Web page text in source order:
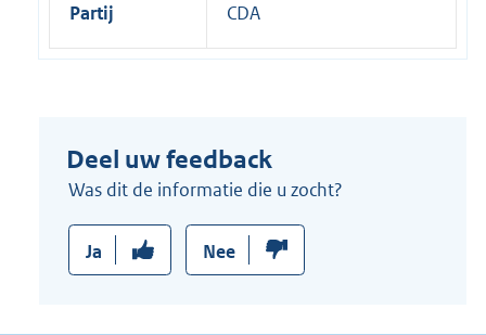
Partij CDA
Deel uw feedback
Was dit de informatie die u zocht?
Ja Nee